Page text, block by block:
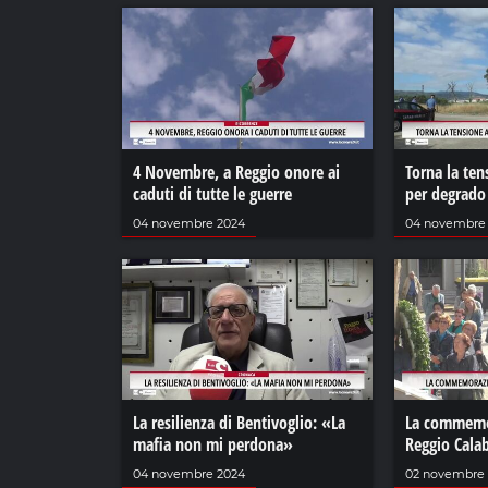
4 Novembre, a Reggio onore ai
caduti di tutte le guerre
04 novembre 2024
Torna la
per
04 novembre
La resilienza di Bentivoglio: «La
mafia non mi perdona»
04 novembre 2024
La
Reggio
02 novembre